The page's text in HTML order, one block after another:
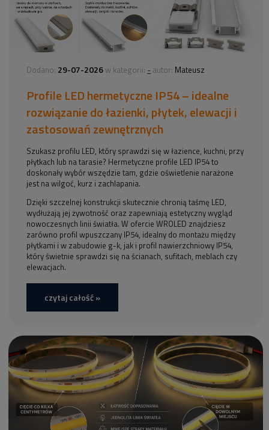
Dodano: 29-07-2026 w kategorii: - autor: Mateusz
Profile LED hermetyczne IP54 – idealne
rozwiązanie do łazienki, płytek, elewacji i
zastosowań zewnętrznych
Szukasz profilu LED, który sprawdzi się w łazience, kuchni, przy
płytkach lub na tarasie? Hermetyczne profile LED IP54 to
doskonały wybór wszędzie tam, gdzie oświetlenie narażone
jest na wilgoć, kurz i zachlapania.
Dzięki szczelnej konstrukcji skutecznie chronią taśmę LED,
wydłużają jej żywotność oraz zapewniają estetyczny wygląd
nowoczesnych linii światła. W ofercie WROLED znajdziesz
zarówno profil wpuszczany IP54, idealny do montażu między
płytkami i w zabudowie g-k, jak i profil nawierzchniowy IP54,
który świetnie sprawdzi się na ścianach, sufitach, meblach czy
elewacjach.
czytaj całość »